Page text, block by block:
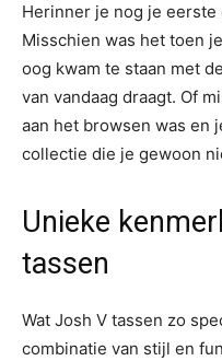
Herinner je nog je
Misschien was het toen
oog kwam te staan met de
van vandaag draagt. Of
aan het browsen was en
collectie die je gewoon
Unieke
tassen
Wat Josh V tassen zo
combinatie van stijl en